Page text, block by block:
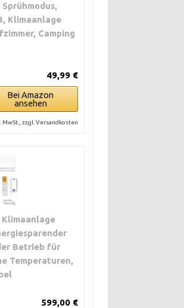
Klimaanlage
Camping
49,99 €
Bei Amazon
ansehen
MwSt., zzgl. Versandkosten
Klimaanlage
Betrieb für
Temperaturen,
599,00 €